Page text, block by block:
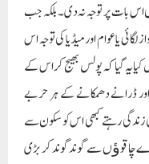
اس بات پر توجہ نہ دی۔ بلکہ جب
یا عوام اور میڈیا کی توجہ اس
یہ گیا کہ پولس بھیج کر اس کے
اور ڈرانے دھمکانے کے ہر حربے
زندگی رہتے کبھی اس کو سکون سے
چاقوﺅں سے گوند گوند کر بڑی